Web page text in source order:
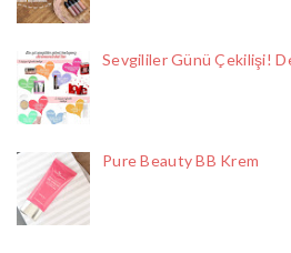
Sevgililer Günü Çekilişi!
Pure Beauty BB Krem